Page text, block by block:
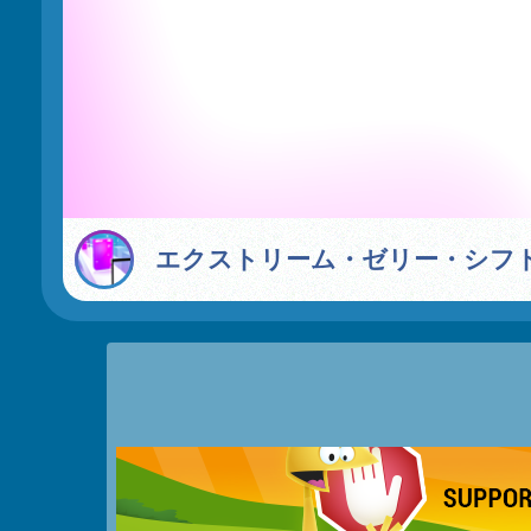
エクストリーム・ゼリー・シフ